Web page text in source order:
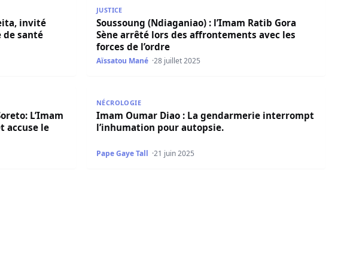
invité
de santé
JUSTICE
Soussoung (Ndiaganiao) : l’Imam Ratib Gora
Sène arrêté lors des affrontements avec les
forces de l’ordre
Aïssatou Mané 28 juillet 2025
L’Imam Abdoulaye Keita brise le silence et accuse le médecin chef et
L’Imam
accuse le
Imam Oumar Diao : La gendarmerie interrompt
NÉCROLOGIE
Imam Oumar Diao : La gendarmerie interrompt
l’inhumation pour autopsie.
Pape Gaye Tall 21 juin 2025